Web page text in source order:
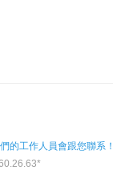
的工作人員會跟您聯系